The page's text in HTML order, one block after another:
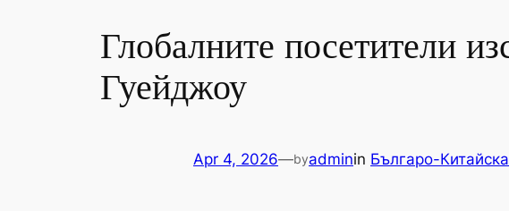
Глобалните посетители
Гуейджоу
Apr 4, 2026—byadminin Българо-